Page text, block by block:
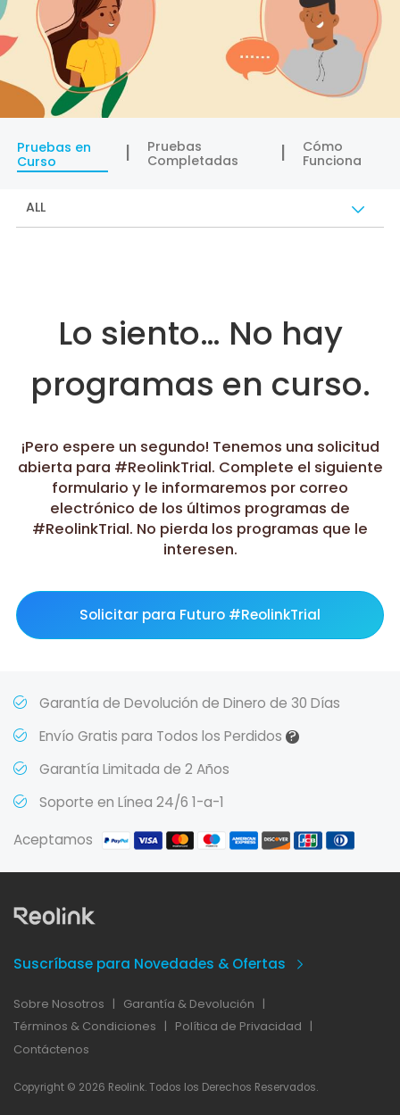
Pruebas en
Curso
Pruebas
Completadas
Cómo
Funciona
ALL
Lo siento… No hay
programas en curso.
¡Pero espere un segundo! Tenemos una solicitud
abierta para #ReolinkTrial. Complete el siguiente
formulario y le informaremos por correo
electrónico de los últimos programas de
#ReolinkTrial. No pierda los programas que le
interesen.
Solicitar para Futuro #ReolinkTrial
Garantía de Devolución de Dinero de 30 Días
Envío Gratis para Todos los Perdidos ?
Garantía Limitada de 2 Años
Soporte en Línea 24/6 1-a-1
Aceptamos
Suscríbase para Novedades & Ofertas
Sobre Nosotros | Garantía & Devolución |
Términos & Condiciones | Política de Privacidad |
Contáctenos
Copyright © 2026 Reolink. Todos los Derechos Reservados.